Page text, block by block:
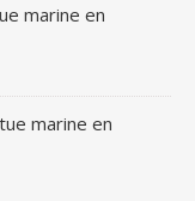
marine en
marine en